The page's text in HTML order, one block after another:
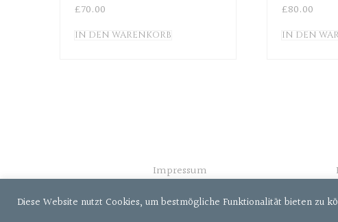
£70.00
IN DEN WARENKORB
£80.00
IN DEN
Impressum
Diese Website nutzt Cookies, um bestmögliche Funktionalität bieten zu